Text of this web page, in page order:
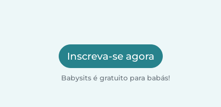
Inscreva-se agora
Babysits é gratuito para babás!